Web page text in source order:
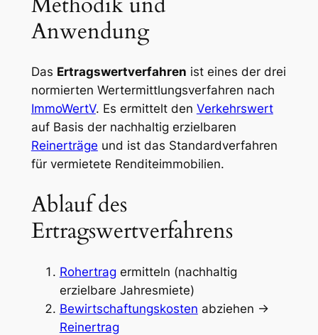
Anwendung
Das Ertragswertverfahren ist eines der drei
normierten Wertermittlungsverfahren nach
ImmoWertV. Es ermittelt den Verkehrswert
auf Basis der nachhaltig erzielbaren
Reinerträge und ist das Standardverfahren
für vermietete Renditeimmobilien.
Ablauf des
Ertragswertverfahrens
Rohertrag ermitteln (nachhaltig
erzielbare Jahresmiete)
Bewirtschaftungskosten abziehen →
Reinertrag